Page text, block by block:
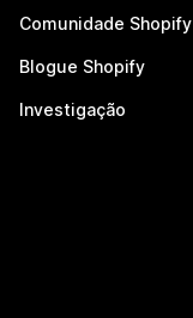
Comunidade Shopify
Blogue Shopify
Investigação